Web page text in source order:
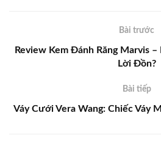
Bài trước
Review Kem Đánh Răng Marvis
Lời Đồn?
Bài tiếp
Váy Cưới Vera Wang: Chiếc Váy